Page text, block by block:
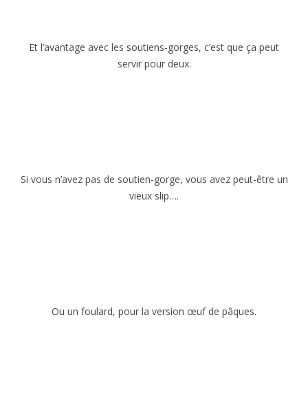
Et l’avantage avec les soutiens-gorges, c’est que ça peut
servir pour deux.
Si vous n’avez pas de soutien-gorge, vous avez peut-être un
vieux slip….
Ou un foulard, pour la version œuf de pâques.